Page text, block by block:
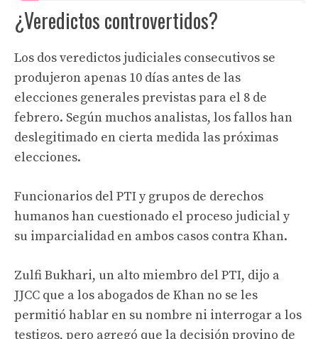
¿Veredictos controvertidos?
Los dos veredictos judiciales consecutivos se
produjeron apenas 10 días antes de las
elecciones generales previstas para el 8 de
febrero. Según muchos analistas, los fallos han
deslegitimado en cierta medida las próximas
elecciones.
Funcionarios del PTI y grupos de derechos
humanos han cuestionado el proceso judicial y
su imparcialidad en ambos casos contra Khan.
Zulfi Bukhari, un alto miembro del PTI, dijo a
JJCC que a los abogados de Khan no se les
permitió hablar en su nombre ni interrogar a los
testigos, pero agregó que la decisión provino de